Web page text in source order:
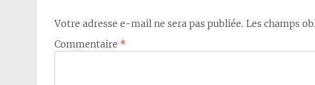
Votre adresse e-mail ne sera pas publiée. Les champs
Commentaire *